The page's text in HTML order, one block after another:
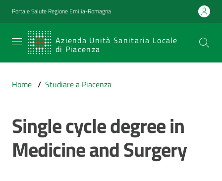
Vai al contenuto
Vai alla navigazione
Vai al footer
Portale Salute Regione Emilia-Romagna
Azienda Unità Sanitaria Locale
di Piacenza
SERVIZIO
SANITARIO
Emilia-
Azienda Unità
Sanitaria Locale
di Piacenza
Home / Studiare a Piacenza
Single cycle degree in
Medicine and Surgery